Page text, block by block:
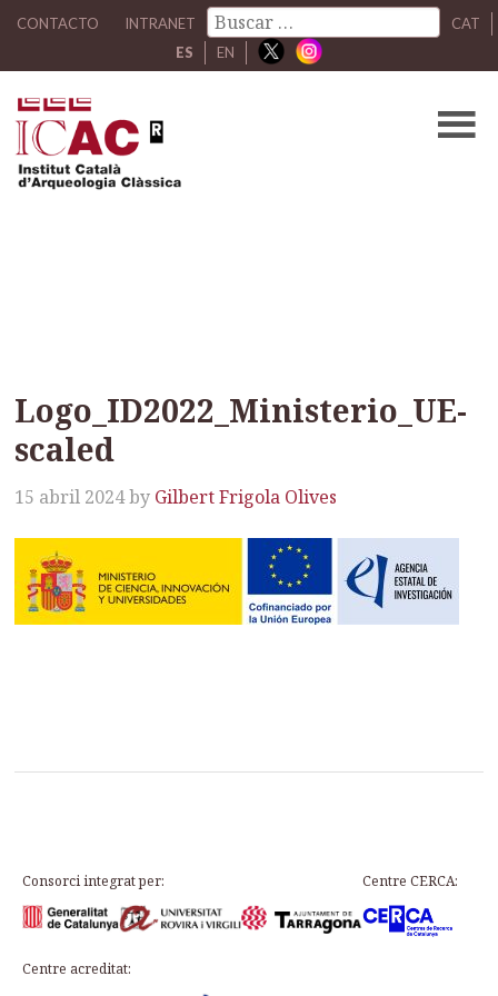
CONTACTO INTRANET
CAT
ES
EN
Logo_ID2022_Ministerio_UE-
scaled
15 abril 2024by Gilbert Frigola Olives
Consorci integrat per: Centre CERCA:
Centre acreditat: